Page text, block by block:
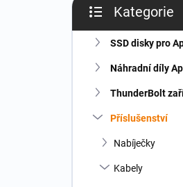
s
kategorie
Kategorie
SSD disky pro
Náhradní díly
ThunderBolt
Příslušenství
Nabíječky
Kabely